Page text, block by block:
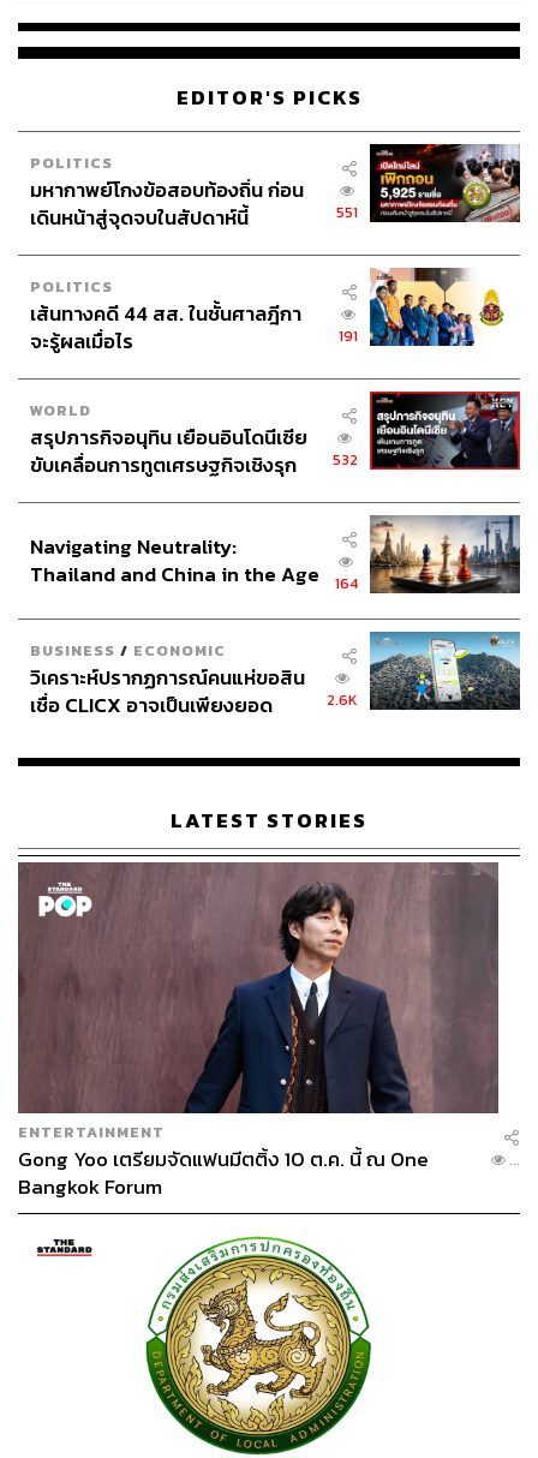
EDITOR'S PICKS
POLITICS
มหากาพย์โกงข้อสอบท้องถิ่น ก่อน
เดินหน้าสู่จุดจบในสัปดาห์นี้
551
POLITICS
เส้นทางคดี 44 สส. ในชั้นศาลฎีกา
จะรู้ผลเมื่อไร
191
WORLD
สรุปภารกิจอนุทิน เยือนอินโดนีเซีย
ขับเคลื่อนการทูตเศรษฐกิจเชิงรุก
532
Navigating Neutrality:
Thailand and China in the Age
164
BUSINESS / ECONOMIC
วิเคราะห์ปรากฏการณ์คนแห่ขอสิน
เชื่อ CLICX อาจเป็นเพียงยอด
เรือนไทยที่ถูกซุกไว้
2.6K
LATEST STORIES
ENTERTAINMENT
Gong Yoo เตรียมจัดแฟนมีตติ้ง 10 ต.ค. นี้ ณ One
Bangkok Forum
...